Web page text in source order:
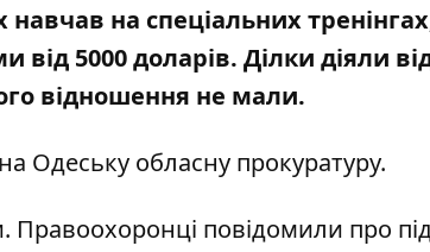
навчав на спеціальних
5000 доларів. Ділки діяли
відношення не мали.
Одеську обласну прокуратуру.
повідомили про